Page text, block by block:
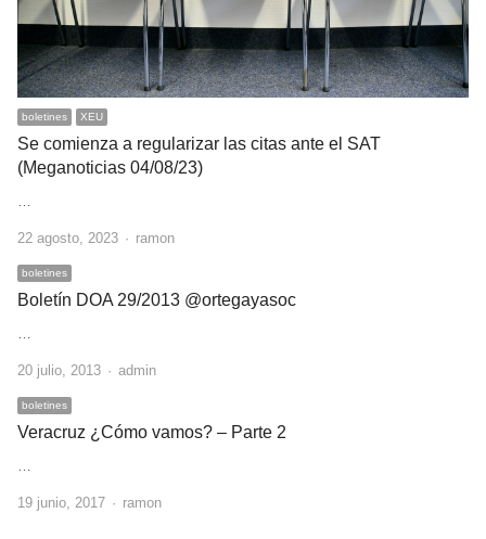
boletines XEU
Se comienza a regularizar las citas ante el SAT
(Meganoticias 04/08/23)
22 agosto, 2023 Author
ramon
boletines
Boletín DOA 29/2013 @ortegayasoc
20 julio, 2013 Author
admin
boletines
Veracruz ¿Cómo vamos? – Parte 2
19 junio, 2017 Author
ramon